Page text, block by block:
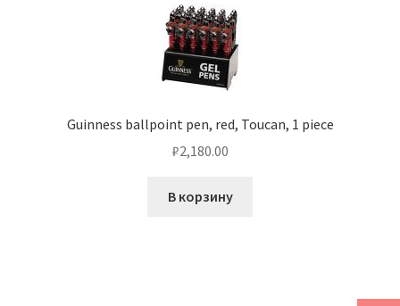
Guinness ballpoint pen, red, Toucan, 1 piece
₽2,180.00
В корзину